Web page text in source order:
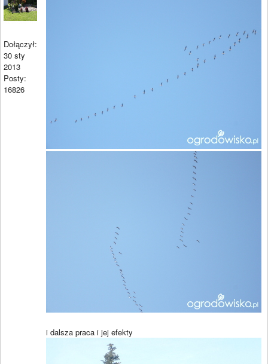
Dołączył:
30 sty
2013
Posty:
16826
i dalsza praca i jej efekty